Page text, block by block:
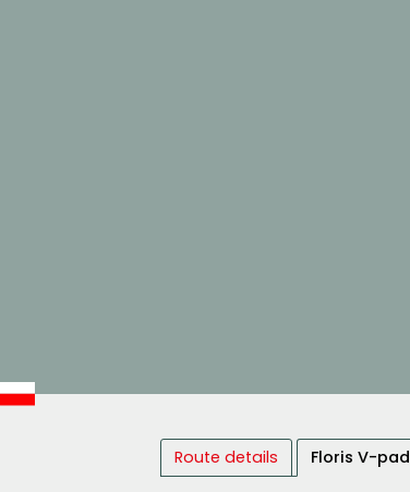
Route details Floris V-pad